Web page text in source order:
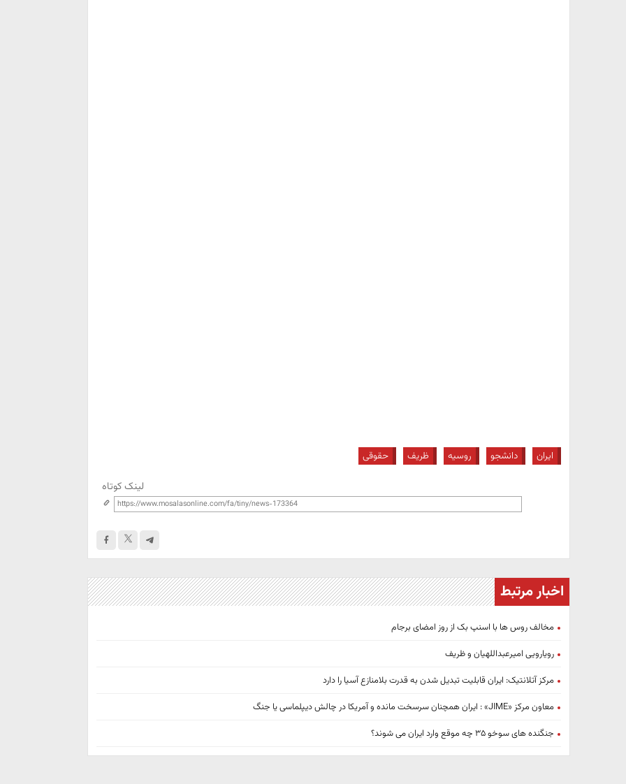
ایران دانشجو روسیه ظریف حقوقی
لینک کوتاه
اخبار مرتبط
مخالف روس ها با اسنپ بک از روز امضای برجام
رویارویی امیرعبداللهیان و ظریف
مرکز آتلانتیک: ایران قابلیت تبدیل شدن به قدرت بلامنازع آسیا را دارد
معاون مرکز «JIME» : ایران همچنان سرسخت مانده و آمریکا در چالش دیپلماسی یا جنگ
جنگنده های سوخو ۳۵ چه موقع وارد ایران می شوند؟